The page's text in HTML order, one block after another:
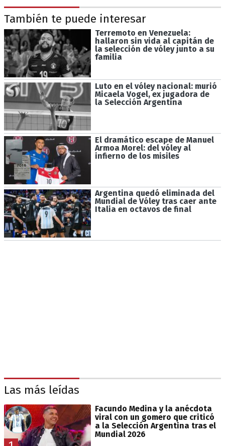
También te puede interesar
Terremoto en Venezuela:
hallaron sin vida al capitán de
la selección de vóley junto a su
familia
Luto en el vóley nacional: murió
Micaela Vogel, ex jugadora de
la Selección Argentina
El dramático escape de Manuel
Armoa Morel: del vóley al
infierno de los misiles
Argentina quedó eliminada del
Mundial de Vóley tras caer ante
Italia en octavos de final
Las más leídas
Facundo Medina y la anécdota
viral con un gomero que criticó
a la Selección Argentina tras el
Mundial 2026